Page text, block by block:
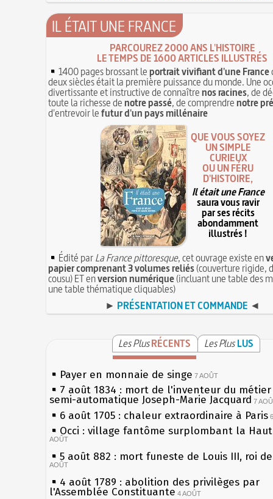
IL ÉTAIT UNE FRANCE
PARCOUREZ 2000 ANS L'HISTOIRE
LE TEMPS DE 1600 ARTICLES ILLUSTRÉS
1400 pages brossant leportrait vivifiant d'une France
deux siècles était la première puissance du monde. Une
divertissante et instructive de connaîtrenos racines, de
toute la richesse denotre passé, de comprendrenotre
d'entrevoir lefutur d'un pays millénaire
QUE VOUS SOYEZ
UN SIMPLE
CURIEUX
OU UN FÉRU
D'HISTOIRE,
Il était une France
saura vous ravir
par ses récits
abondamment
illustrés !
Édité parLa France pittoresque, cet ouvrage existe en
papier comprenant 3 volumes reliés(couverture rigide,
cousu) ET enversion numérique(incluant une table des
une table thématique cliquables)
► PRÉSENTATION ET COMMANDE ◄
Les PlusRÉCENTS Les Plus LUS
Payer en monnaie de singe 7 AOÛT
7 août 1834 : mort de l'inventeur du
semi-automatique Joseph-Marie Jacquard 7
6 août 1705 : chaleur extraordinaire à Paris
Occi : village fantôme surplombant la
AOÛT
5 août 882 : mort funeste de Louis III, roi
AOÛT
4 août 1789 : abolition des privilèges par
l'Assemblée Constituante 4 AOÛT